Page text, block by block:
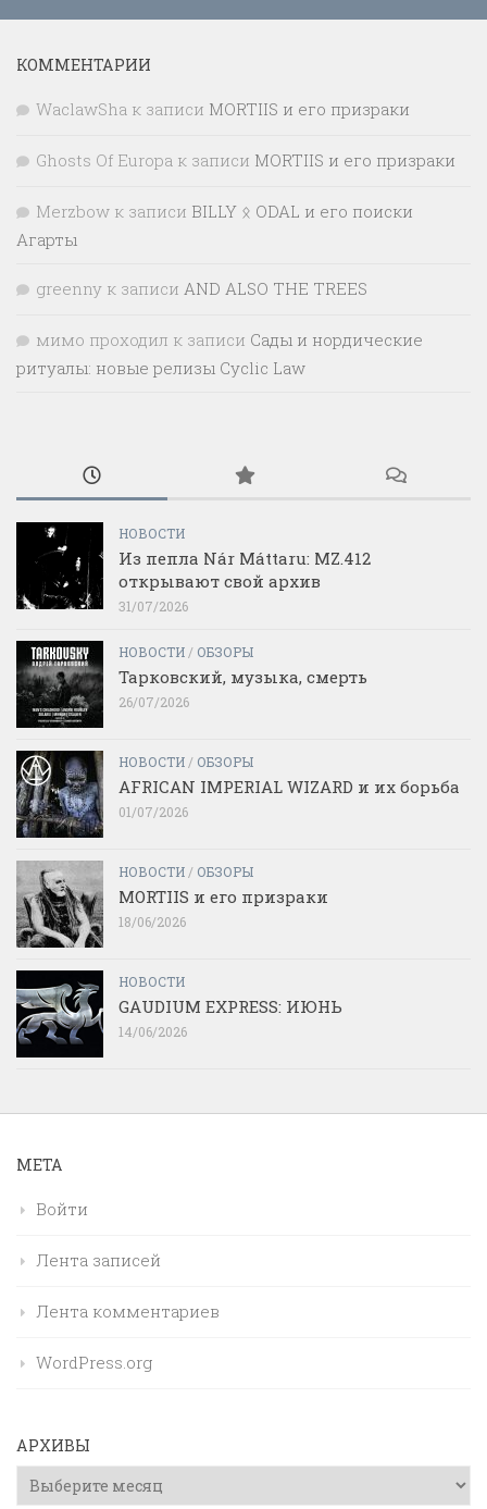
КОММЕНТАРИИ
WaclawSha к записи MORTIIS и его призраки
Ghosts Of Europa к записи MORTIIS и его призраки
Merzbow к записи BILLY ᛟ ODAL и его поиски
Агарты
greenny к записи AND ALSO THE TREES
мимо проходил к записи Сады и нордические
ритуалы: новые релизы Cyclic Law
НОВОСТИ
Из пепла Nár Máttaru: MZ.412
открывают свой архив
31/07/2026
НОВОСТИ/ ОБЗОРЫ
Тарковский, музыка, смерть
26/07/2026
НОВОСТИ/ ОБЗОРЫ
AFRICAN IMPERIAL WIZARD и их борьба
01/07/2026
НОВОСТИ/ ОБЗОРЫ
MORTIIS и его призраки
18/06/2026
НОВОСТИ
GAUDIUM EXPRESS: ИЮНЬ
14/06/2026
МЕТА
Войти
Лента записей
Лента комментариев
WordPress.org
АРХИВЫ
Архивы